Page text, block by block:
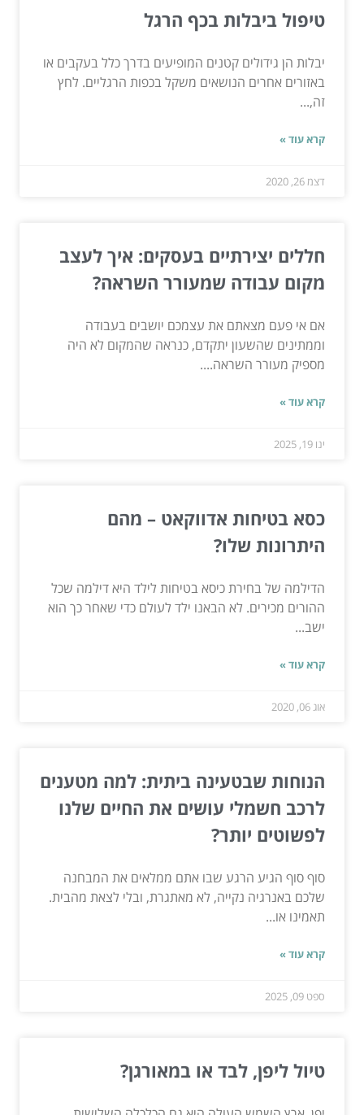
טיפול ביבלות בכף הרגל
יבלות הן גידולים קטנים המופיעים בדרך כלל בעקבים או
באזורים אחרים הנושאים משקל בכפות הרגליים. לחץ
זה,...
קרא עוד »
דצמ 26, 2020
חללים יצירתיים בעסקים: איך לעצב
מקום עבודה שמעורר השראה?
אם אי פעם מצאתם את עצמכם יושבים בעבודה
וממתינים שהשעון יתקדם, כנראה שהמקום לא היה
מספיק מעורר השראה....
קרא עוד »
ינו 19, 2025
כסא בטיחות אדווקאט – מהם
היתרונות שלו?
הדילמה של בחירת כיסא בטיחות לילד היא דילמה שכל
ההורים מכירים. לא הבאנו ילד לעולם כדי שאחר כך הוא
ישב...
קרא עוד »
אוג 06, 2020
הנוחות שבטעינה ביתית: למה מטענים
לרכב חשמלי עושים את החיים שלנו
לפשוטים יותר?
סוף סוף הגיע הרגע שבו אתם ממלאים את המבחנה
שלכם באנרגיה נקייה, לא מאתגרת, ובלי לצאת מהבית.
תאמינו או...
קרא עוד »
ספט 09, 2025
טיול ליפן, לבד או במאורגן?